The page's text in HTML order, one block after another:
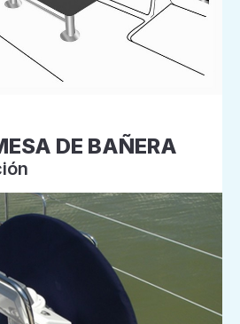
DE BAÑERA